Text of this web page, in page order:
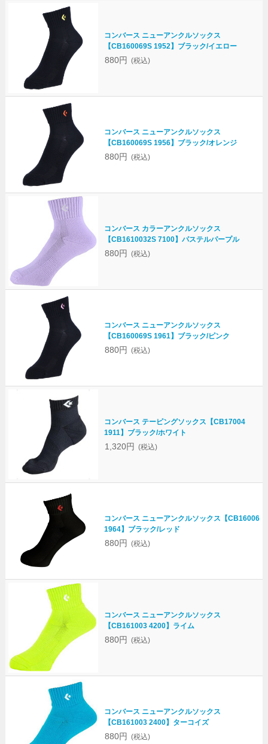
コンバース ニューアンクルソックス
【CB160069S 1952】ブラック/イエロー
880円 (税込)
コンバース ニューアンクルソックス
【CB160069S 1956】ブラック/オレンジ
880円 (税込)
コンバース カラーアンクルソックス
【CB1610032S 7100】パステルパープル
880円 (税込)
コンバース ニューアンクルソックス
【CB160069S 1961】ブラック/ピンク
880円 (税込)
コンバース テーピングソックス【CB17004
1911】ブラック/ホワイト
1,320円 (税込)
コンバース ニューアンクルソックス【CB16006
1964】ブラック/レッド
880円 (税込)
コンバース ニューアンクルソックス
【CB161003 4200】ライム
880円 (税込)
コンバース ニューアンクルソックス
【CB161003 2400】ターコイズ
880円 (税込)